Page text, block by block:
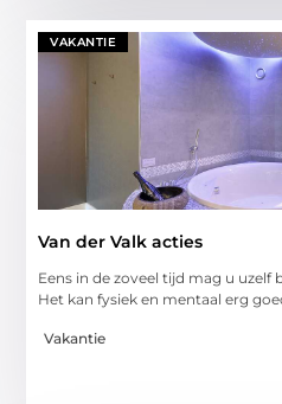
VAKANTIE
Van der Valk acties
Eens in de zoveel tijd mag u uzelf
Het kan fysiek en mentaal erg
Vakantie